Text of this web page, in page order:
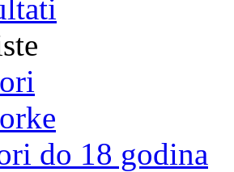
do 18 godina